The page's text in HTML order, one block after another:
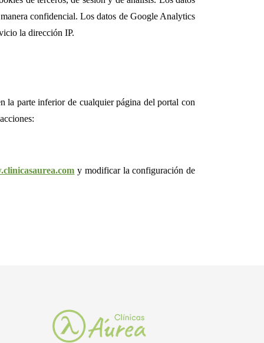
confidencial. Los datos de Google Analytics
la dirección IP.
la parte inferior de cualquier página del portal con
y modificar la configuración de